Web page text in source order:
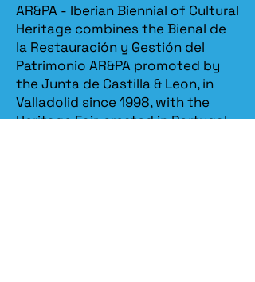
AR&PA - Iberian Biennial of Cultural
Heritage combines the Bienal de
la Restauración y Gestión del
Patrimonio AR&PA promoted by
the Junta de Castilla & Leon, in
Valladolid since 1998, with the
Heritage Fair, created in Portugal